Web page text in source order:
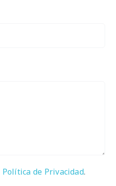
Política de Privacidad.